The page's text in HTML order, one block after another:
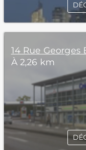
14 Rue
À 2,26 km